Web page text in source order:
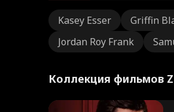
Kasey Esser Griffin
Jordan Roy Frank
Коллекция фильмов